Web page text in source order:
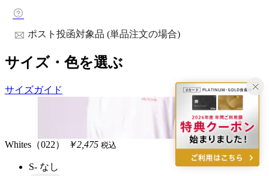
ポスト投函対象品 (単品注文の場合)
サイズ・色を選ぶ
サイズガイド
Whites（022） ￥2,475 税込
S- なし